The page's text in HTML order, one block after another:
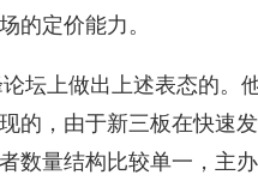
的定价能力。
坛上做出上述表态的。
的，由于新三板在快速
数量结构比较单一，主